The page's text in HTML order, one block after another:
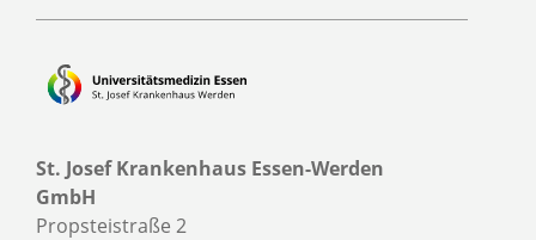
St. Josef Krankenhaus Essen-Werden
GmbH
Propsteistraße 2